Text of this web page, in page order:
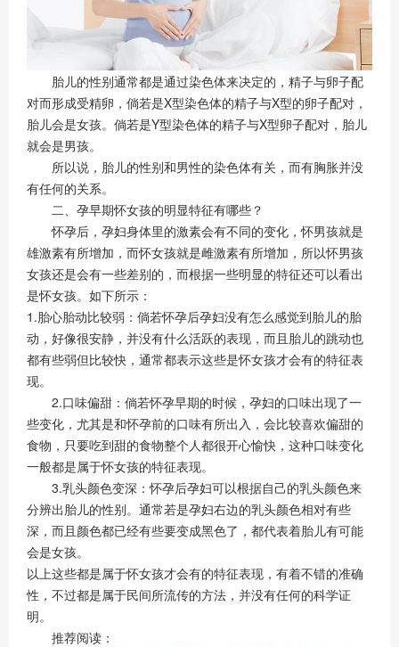
胎儿的性别通常都是通过染色体来决定的，精子与卵子配
对而形成受精卵，倘若是X型染色体的精子与X型的卵子配对，
胎儿会是女孩。倘若是Y型染色体的精子与X型卵子配对，胎儿
就会是男孩。
所以说，胎儿的性别和男性的染色体有关，而有胸胀并没
有任何的关系。
二、孕早期怀女孩的明显特征有哪些？
怀孕后，孕妇身体里的激素会有不同的变化，怀男孩就是
雄激素有所增加，而怀女孩就是雌激素有所增加，所以怀男孩
女孩还是会有一些差别的，而根据一些明显的特征还可以看出
是怀女孩。如下所示：
1.胎心胎动比较弱：倘若怀孕后孕妇没有怎么感觉到胎儿的胎
动，好像很安静，并没有什么活跃的表现，而且胎儿的跳动也
都有些弱但比较快，通常都表示这些是怀女孩才会有的特征表
现。
2.口味偏甜：倘若怀孕早期的时候，孕妇的口味出现了一
些变化，尤其是和怀孕前的口味有所出入，会比较喜欢偏甜的
食物，只要吃到甜的食物整个人都很开心愉快，这种口味变化
一般都是属于怀女孩的特征表现。
3.乳头颜色变深：怀孕后孕妇可以根据自己的乳头颜色来
分辨出胎儿的性别。通常若是孕妇右边的乳头颜色相对有些
深，而且颜色都已经有些要变成黑色了，都代表着胎儿有可能
会是女孩。
以上这些都是属于怀女孩才会有的特征表现，有着不错的准确
性，不过都是属于民间所流传的方法，并没有任何的科学证
明。
推荐阅读：